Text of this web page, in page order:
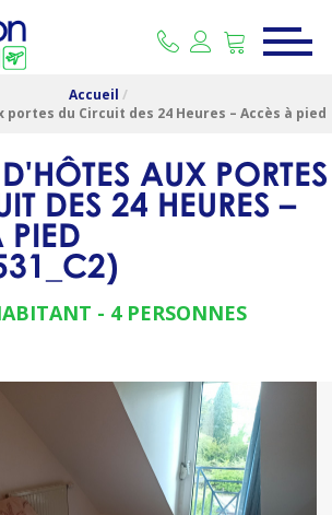
Accueil /
portes du Circuit des 24 Heures – Accès à pied
AUX PORTES
DES 24 HEURES –
)
4 PERSONNES